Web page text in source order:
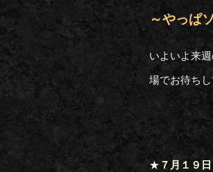
～やっぱ
いよいよ来
場でお待ち
★ ７月１９